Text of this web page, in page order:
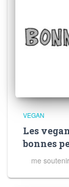
VEGAN
Les
bonnes
me